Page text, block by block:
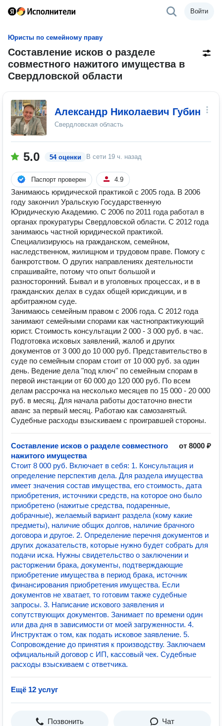
Войти
Юристы по семейному праву
Составление исков о разделе
совместного нажитого имущества в
Свердловской области
Александр Николаевич Губин
Свердловская область
5.0 54 оценки В сети 19 ч. назад
Паспорт проверен 4.9
Занимаюсь юридической практикой с 2005 года. В 2006
году закончил Уральскую Государственную
Юридическую Академию. С 2006 по 2011 года работал в
органах прокуратуры Свердловской области. С 2012 года
занимаюсь частной юридической практикой.
Специализируюсь на гражданском, семейном,
наследственном, жилищном и трудовом праве. Помогу с
банкротством. О других направлениях деятельности
спрашивайте, потому что опыт большой и
разносторонний. Бывал и в уголовных процессах, и в в
гражданских делах в судах общей юрисдикции, и в
арбитражном суде.
Занимаюсь семейным правом с 2006 года. С 2012 года
занимают семейными спорами как частнопрактикующий
юрист. Стоимость консультации 2 000 - 3 000 руб. в час.
Подготовка исковых заявлений, жалоб и других
документов от 3 000 до 10 000 руб. Представительство в
суде по семейным спорам стоит от 10 000 руб. за один
день. Ведение дела "под ключ" по семейным спорам в
первой инстанции от 60 000 до 120 000 руб. По всем
делам рассрочка на несколько месяцев по 15 000 - 20 000
руб. в месяц. Для начала работы достаточно внести
аванс за первый месяц. Работаю как самозанятый.
Судебные расходы взыскиваем с проигравшей стороны.
Составление исков о разделе совместного
нажитого имущества
от 8000 ₽
Стоит 8 000 руб. Включает в себя: 1. Консультация и
определение перспектив дела. Для раздела имущества
имеет значения состав имущества, его стоимость, дата
приобретения, источники средств, на которое оно было
приобретено (нажитые средства, подаренные,
добрачные), желаемый вариант раздела (кому какие
предметы), наличие общих долгов, наличие брачного
договора и другое. 2. Определение перечня документов и
других доказательств, которые нужно будет собрать для
подачи иска. Нужны свидетельство о заключении и
расторжении брака, документы, подтверждающие
приобретение имущества в период брака, источник
финансирования приобретения имущества. Если
документов не хватает, то готовим также судебные
запросы. 3. Написание искового заявления и
сопутствующих документов. Занимает по времени один
или два дня в зависимости от моей загруженности. 4.
Инструктаж о том, как подать исковое заявление. 5.
Сопровождение до принятия к производству. Заключаем
официальный договор с ИП, кассовый чек. Судебные
расходы взыскиваем с ответчика.
Ещё 12 услуг
Позвонить Чат